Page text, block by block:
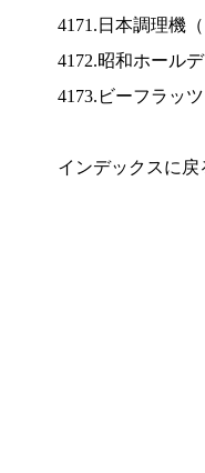
4171.日本調理機（
4172.昭和ホール
4173.ビーフラッ
インデックスに戻